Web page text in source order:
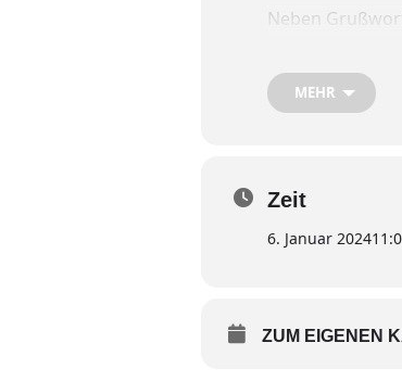
Neben
MEHR
Zeit
6. Januar 2024
ZUM EIGENEN